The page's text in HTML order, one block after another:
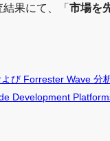
結果にて、「市場を
び Forrester Wave 分
Development